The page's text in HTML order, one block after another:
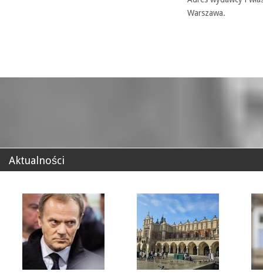
Warszawa.
Aktualności